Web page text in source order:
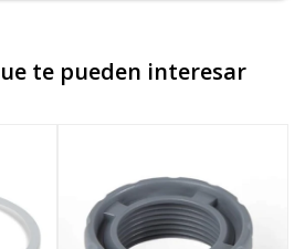
te pueden interesar